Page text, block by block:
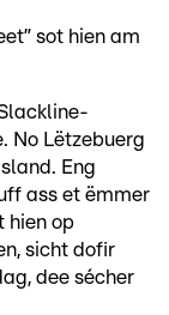
sot hien am
No Lëtzebuerg
Eng
ass et ëmmer
hien op
sicht dofir
dee sécher